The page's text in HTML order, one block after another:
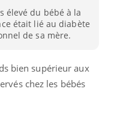
élevé du bébé à la
était lié au diabète
de sa mère.
bien supérieur aux
chez les bébés